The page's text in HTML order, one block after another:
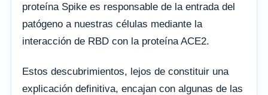
proteína Spike es responsable de la entrada del
patógeno a nuestras células mediante la
interacción de RBD con la proteína ACE2.
Estos descubrimientos, lejos de constituir una
explicación definitiva, encajan con algunas de las